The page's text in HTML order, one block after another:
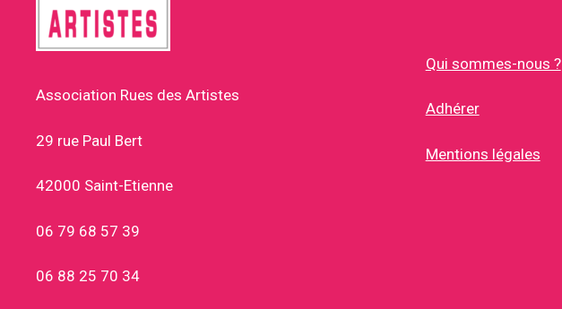
Association Rues des Artistes
29 rue Paul Bert
42000 Saint-Etienne
06 79 68 57 39
06 88 25 70 34
Qui sommes-nous ?
Adhérer
Mentions légales